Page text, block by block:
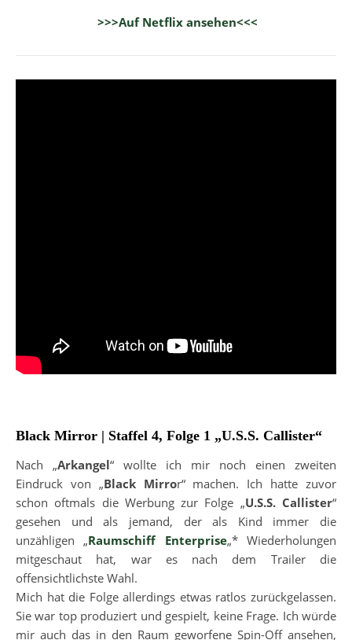
>>>Auf Netflix ansehen<<<
Black Mirror | Staffel 4, Folge 1 „U.S.S. Callister“
Nach „Arkangel“ wollte ich mir noch einen zweiten
Eindruck von „Black Mirror“ machen. Ich hatte zuvor
schon oftmals die Werbung zur Folge „U.S.S. Callister“
gesehen und als jemand, der als Kind immer die
unzähligen „Raumschiff Enterprise„* Wiederholungen
mitgeschaut hat, war es nach dem Trailer die
offensichtlichste Wahl.
Mich hat die Folge allerdings etwas ratlos zurückgelassen.
Sie war top produziert und gespielt, keine Frage. Ich würde
mir auch das in den Raum geworfene Spin-Off ansehen,